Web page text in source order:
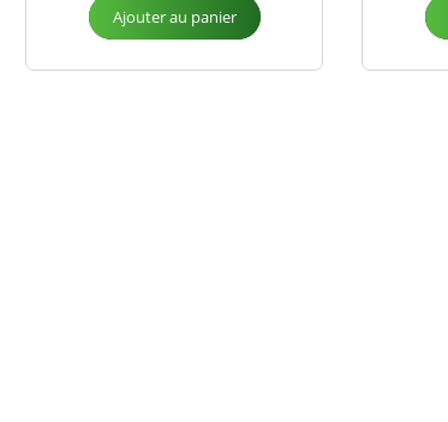
Ajouter au panier